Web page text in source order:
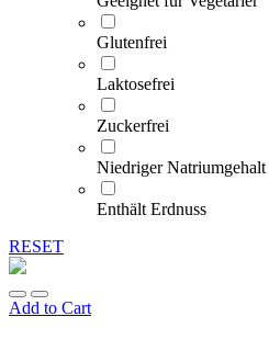
Glutenfrei
Laktosefrei
Zuckerfrei
Niedriger Natriumgehalt
Enthält Erdnuss
RESET
Add to Cart